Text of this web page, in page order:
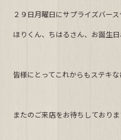
２９日月曜日にサプライズバー
ほりくん、ちはるさん、お誕生
皆様にとってこれからもステキ
またのご来店をお待ちしておりま